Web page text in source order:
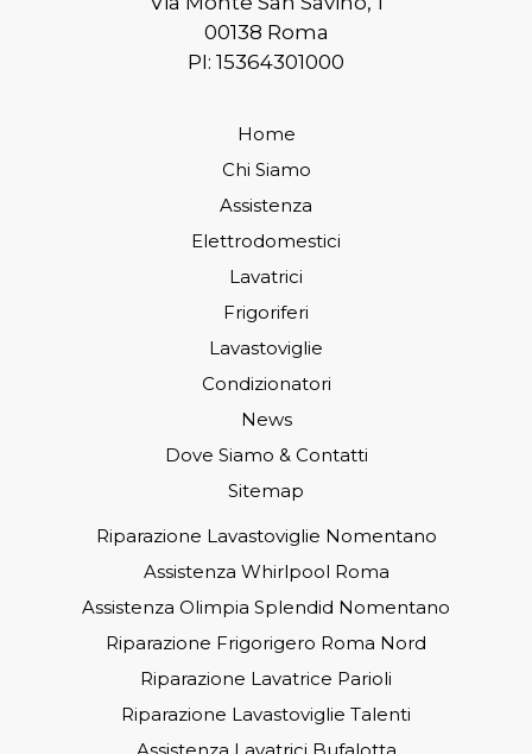
00138 Roma
PI: 15364301000
Home
Chi Siamo
Assistenza
Elettrodomestici
Lavatrici
Frigoriferi
Lavastoviglie
Condizionatori
News
Dove Siamo & Contatti
Sitemap
Riparazione Lavastoviglie Nomentano
Assistenza Whirlpool Roma
Assistenza Olimpia Splendid Nomentano
Riparazione Frigorigero Roma Nord
Riparazione Lavatrice Parioli
Riparazione Lavastoviglie Talenti
Assistenza Lavatrici Bufalotta